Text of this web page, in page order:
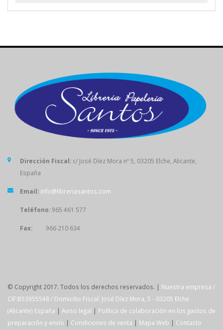
Dirección Fiscal: c/ José Díez Mora nº 5, 03205 Elche, Alicante,
España
Email: info@libreriasantos.com
Teléfono: 965 461 577
Fax: 966 210 634
© Copyright 2017. Todos los derechos reservados. | Nuestra empresa /
CIF:B53955548 / Domicilio Fiscal: José Díez Mora, 5 - 03205 Elche
(Alicante) España | Aviso legal | Política de colaboración en los gastos de
preparación y envío | Condiciones de venta | Mapa Web | Contacto